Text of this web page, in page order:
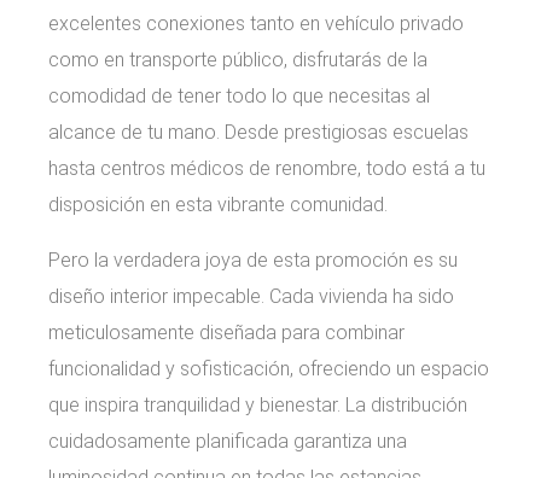
excelentes conexiones tanto en vehículo privado
como en transporte público, disfrutarás de la
comodidad de tener todo lo que necesitas al
alcance de tu mano. Desde prestigiosas escuelas
hasta centros médicos de renombre, todo está a tu
disposición en esta vibrante comunidad.
Pero la verdadera joya de esta promoción es su
diseño interior impecable. Cada vivienda ha sido
meticulosamente diseñada para combinar
funcionalidad y sofisticación, ofreciendo un espacio
que inspira tranquilidad y bienestar. La distribución
cuidadosamente planificada garantiza una